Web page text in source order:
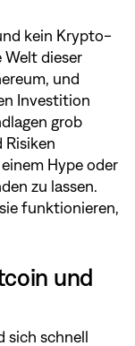
kein Krypto-
Welt dieser
und
Investition
grob
Risiken
Hype oder
zu lassen.
funktionieren,
und
sich schnell